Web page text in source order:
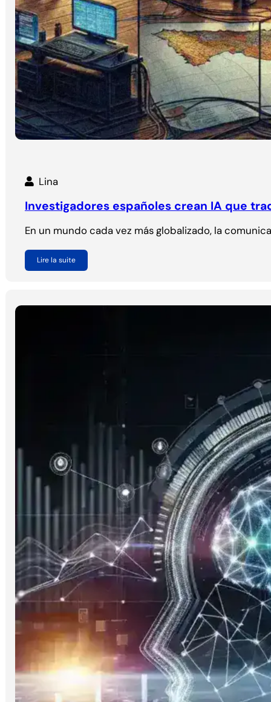
Lina
Investigadores españoles crean IA que
En un mundo cada vez más globalizado, la
Lire la suite